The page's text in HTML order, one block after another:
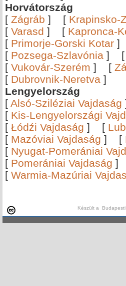
Horvátország
[ Zágráb ] [ Krapinsko-
[ Varasd ] [ Kapronca-
[ Primorje-Gorski Kotar ]
[ Pozsega-Szlavónia ] [
[ Vukovár-Szerém ] [
[ Dubrovnik-Neretva ]
Lengyelország
[ Alsó-Sziléziai Vajdaság
[ Kis-Lengyelországi
[ Łódźi Vajdaság ] [
[ Mazóviai Vajdaság ] [
[ Nyugat-Pomerániai
[ Pomerániai Vajdaság ]
[ Warmia-Mazúriai
Készült a Budapesti